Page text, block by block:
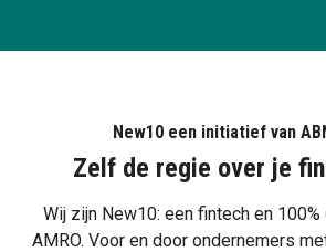
New10 een initiatief van
Zelf de regie over je
Wij zijn New10: een fintech en 100%
AMRO. Voor en door ondernemers